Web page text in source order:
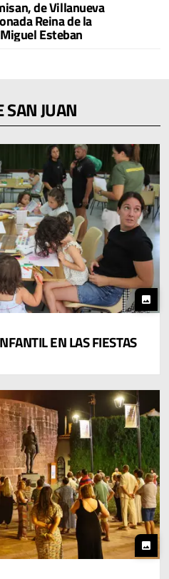
de Villanueva
Reina de la
Esteban
SAN JUAN
photo
EN LAS FIESTAS
photo